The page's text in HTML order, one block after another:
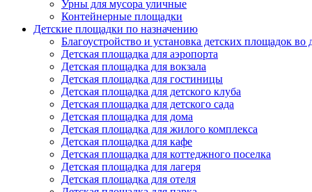
Урны для мусора уличные
Контейнерные площадки
Детские площадки по назначению
Благоустройство и установка детских площадок
Детская площадка для аэропорта
Детская площадка для вокзала
Детская площадка для гостиницы
Детская площадка для детского клуба
Детская площадка для детского сада
Детская площадка для дома
Детская площадка для жилого комплекса
Детская площадка для кафе
Детская площадка для коттеджного поселка
Детская площадка для лагеря
Детская площадка для отеля